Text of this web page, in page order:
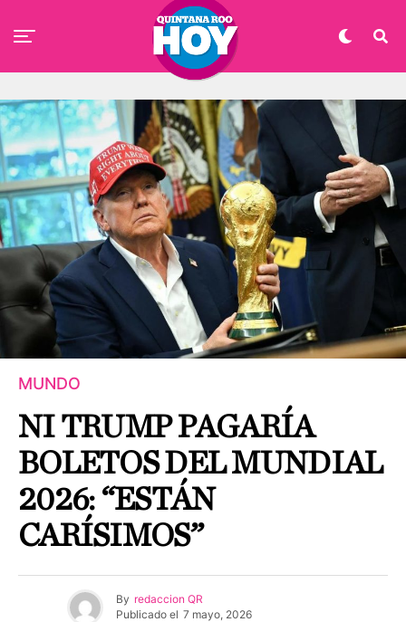
MUNDO
NI TRUMP PAGARÍA
BOLETOS DEL MUNDIAL
2026: “ESTÁN
CARÍSIMOS”
By redaccion QR
Publicado el 7 mayo, 2026